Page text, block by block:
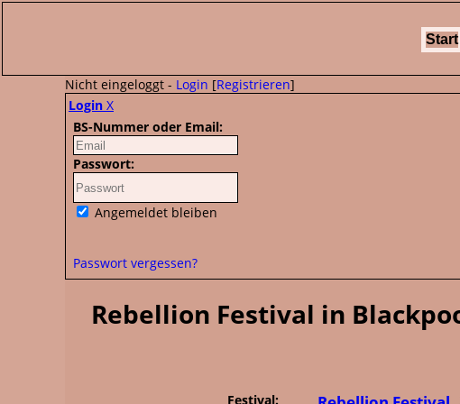
Start
Nicht eingeloggt - Login [Registrieren]
Login X
BS-Nummer oder Email:
Passwort:
Angemeldet bleiben
Passwort vergessen?
Rebellion Festival in
Festival: